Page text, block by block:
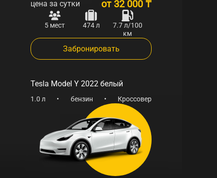
современных технологий. Забронируйте этот
автомобиль сегодня и наслаждайтесь каждой
поездкой с комфортом и уверенностью!
цена за сутки от 32 000 ₸
5 мест 474 л
7.7 л/100
км
Забронировать
Tesla Model Y 2022 белый
1.0 л • бензин • Кроссовер